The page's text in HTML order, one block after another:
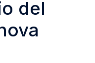
del